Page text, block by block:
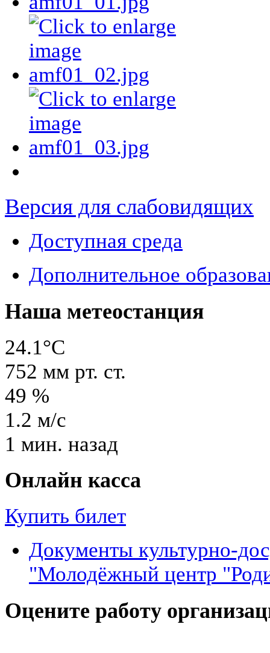
Версия для слабовидящих
Доступная среда
Дополнительное
Наша метеостанция
24.1°C
752 мм рт. ст.
49 %
1.2 м/с
1 мин. назад
Онлайн касса
Купить билет
Документы культурно-
"Молодёжный центр
Оцените работу